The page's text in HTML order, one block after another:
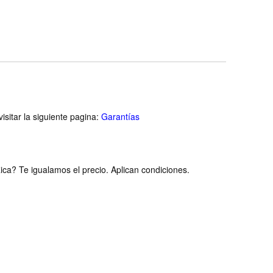
la siguiente pagina: Garantías
Te igualamos el precio. Aplican condiciones.